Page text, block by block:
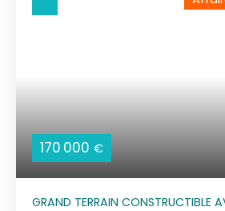
170 000 €
GRAND TERRAIN CONSTRUCTIBLE